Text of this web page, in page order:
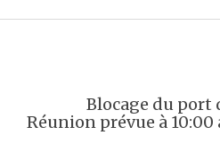
Blocage du port
Réunion prévue à 10:00